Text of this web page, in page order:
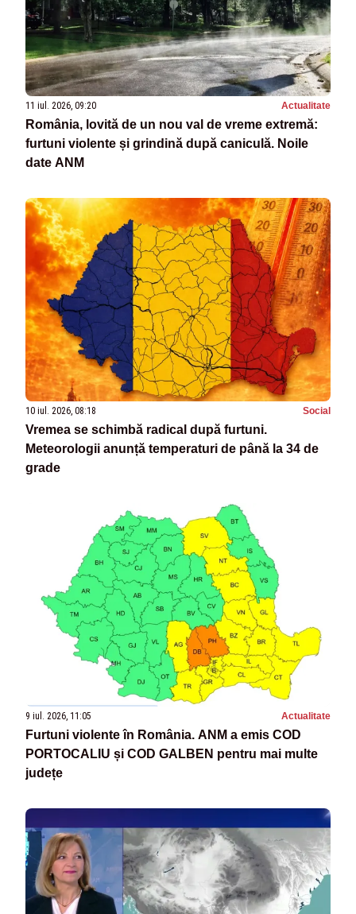
11 iul. 2026, 09:20 Actualitate
România, lovită de un nou val de vreme extremă:
furtuni violente și grindină după caniculă. Noile
date ANM
10 iul. 2026, 08:18 Social
Vremea se schimbă radical după furtuni.
Meteorologii anunță temperaturi de până la 34 de
grade
9 iul. 2026, 11:05 Actualitate
Furtuni violente în România. ANM a emis COD
PORTOCALIU și COD GALBEN pentru mai multe
județe